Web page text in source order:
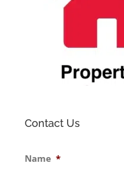
Contact Us
Name *